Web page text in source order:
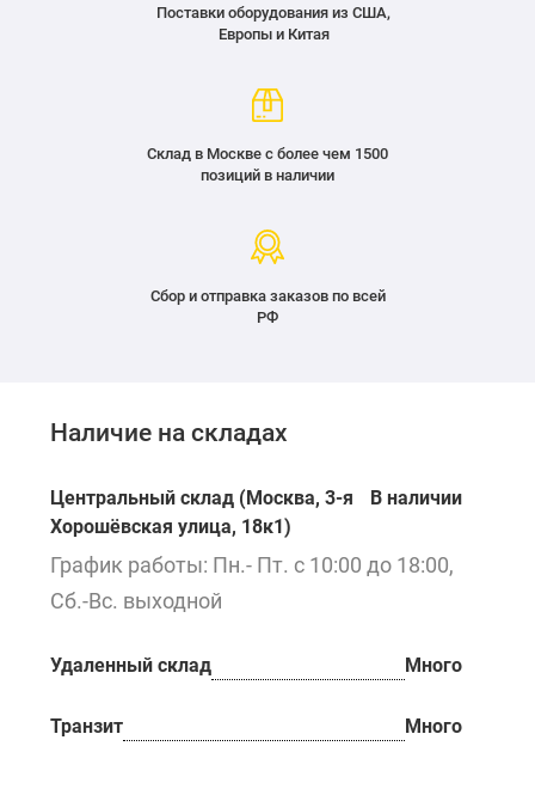
Поставки оборудования из США,
Европы и Китая
Склад в Москве с более чем 1500
позиций в наличии
Сбор и отправка заказов по всей
РФ
Наличие на складах
Центральный склад (Москва, 3-я
Хорошёвская улица, 18к1)
В наличии
График работы: Пн.- Пт. с 10:00 до 18:00,
Сб.-Вс. выходной
Удаленный склад Много
Транзит Много